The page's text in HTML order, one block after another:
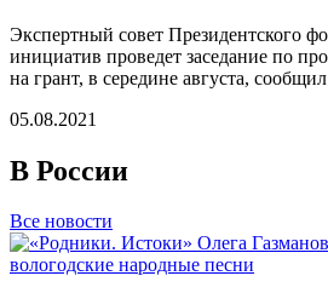
Экспертный совет Президентского
инициатив проведет заседание по
на грант, в середине августа,
05.08.2021
В России
Все новости